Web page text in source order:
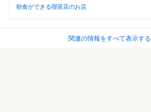
朝食ができる喫茶店のお店
関連の情報をすべて表示する